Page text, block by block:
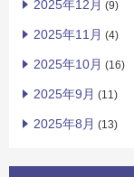
2025年12月 (9)
2025年11月 (4)
2025年10月 (16)
2025年9月 (11)
2025年8月 (13)